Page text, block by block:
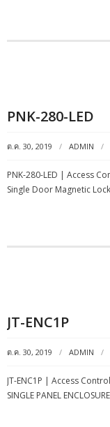
PNK-280-LED
ต.ค. 30, 2019 ADMIN
PNK-280-LED | Access
Single Door Magnetic
JT-ENC1P
ต.ค. 30, 2019 ADMIN
JT-ENC1P | Access
SINGLE PANEL